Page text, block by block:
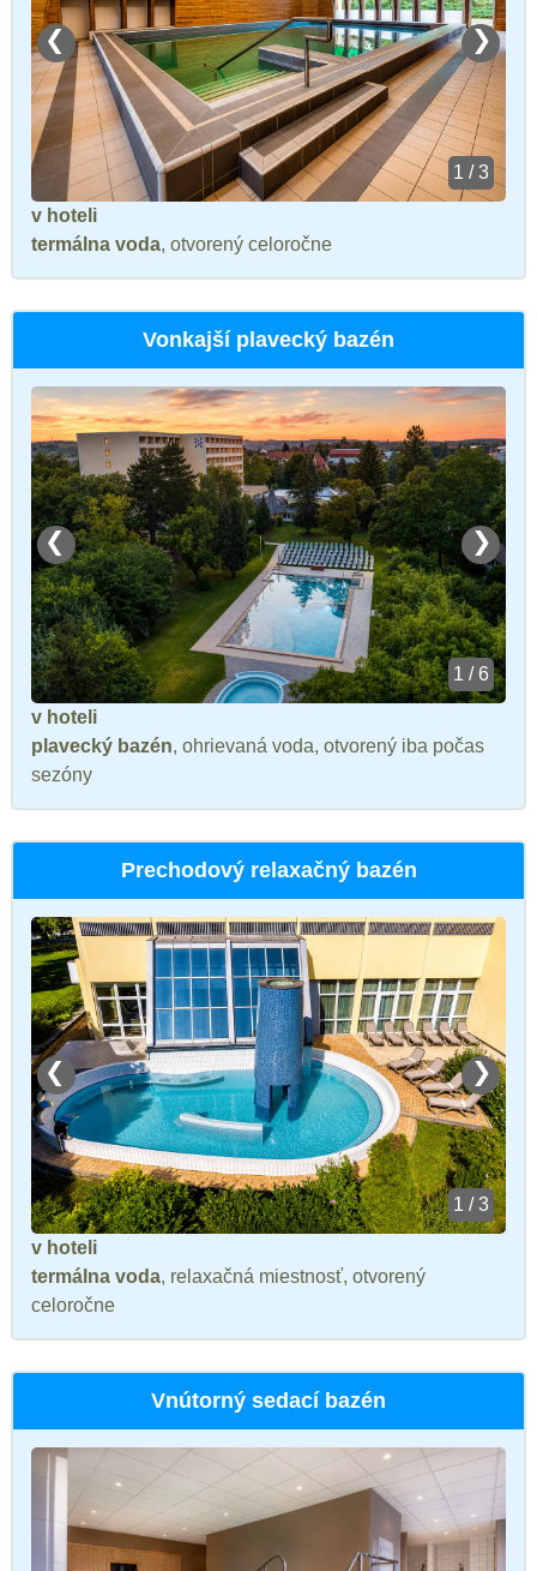
❮ ❯
1 / 3
v hoteli
termálna voda, otvorený celoročne
Vonkajší plavecký bazén
❮ ❯
1 / 6
v hoteli
plavecký bazén, ohrievaná voda, otvorený iba počas
sezóny
Prechodový relaxačný bazén
❮ ❯
1 / 3
v hoteli
termálna voda, relaxačná miestnosť, otvorený
celoročne
Vnútorný sedací bazén